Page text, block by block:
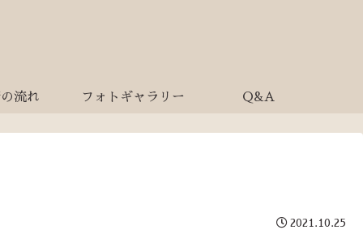
流れ フォトギャラリー Q&A
2021.10.25